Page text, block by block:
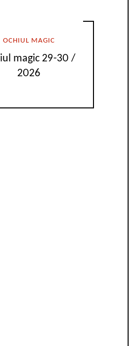
OCHIUL MAGIC
magic 29-30 /
2026